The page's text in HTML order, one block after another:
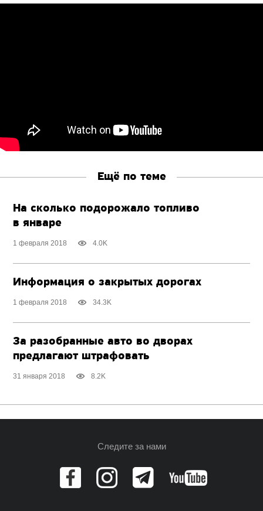
Ещё по теме
На сколько подорожало топливо
в январе
1 февраля 2018 4.0K
Информация о закрытых дорогах
1 февраля 2018 34.3K
За разобранные авто во дворах
предлагают штрафовать
31 января 2018 8.2K
Следите за нами